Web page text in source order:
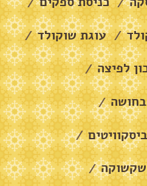
/ עוגת שוקולד /
לפיצה /
/
/
שקשוקה /